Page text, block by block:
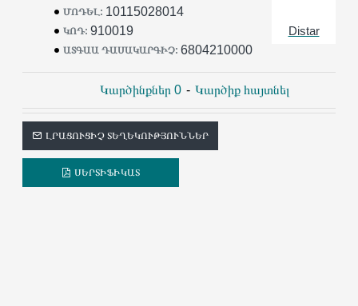
ՄՈԴԵԼ: 10115028014
ԿՈԴ: 910019
ԱՏԳԱԱ ԴԱՍԱԿԱՐԳԻՉ: 6804210000
Distar
Կարծինքներ 0 - Կարծիք հայտնել
ԼՐԱՑՈՒՑԻՉ ՏԵՂԵԿՈՒԹՅՈՒՆՆԵՐ
ՍԵՐՏԻՖԻԿԱՏ